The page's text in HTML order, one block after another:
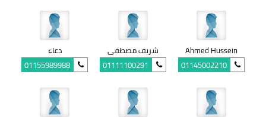
Ahmed Hussein
01145002210
شريف مصطفى
01111100291
دعاء
01155989988